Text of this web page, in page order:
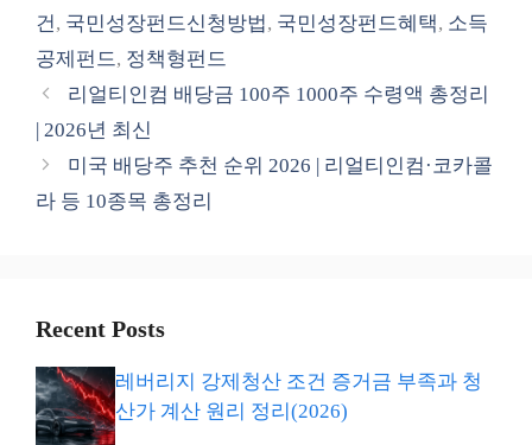
리
그
건 , 국민성장펀드신청방법, 국민성장펀드혜택, 소득
공제펀드, 정책형펀드
리얼티인컴 배당금 100주 1000주 수령액 총정리
| 2026년 최신
미국 배당주 추천 순위 2026 | 리얼티인컴·코카콜
라 등 10종목 총정리
Recent Posts
레버리지 강제청산 조건 증거금 부족과 청
산가 계산 원리 정리(2026)